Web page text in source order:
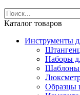
Каталог товаров
Инструменты
Наборы
Шаблоны
Образцы